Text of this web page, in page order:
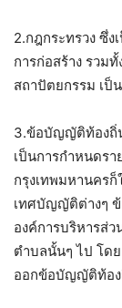
2.กฎกระทรวง ซึ่
การก่อสร้าง รวม
สถาปัตยกรรม เป็
3.ข้อบัญญัติท้องถิ่
เป็นการกำหนดร
กรุงเทพมหานคร
เทศบัญญัติต่างๆ
องค์การบริหารส่
ตำบลนั้นๆ ไป โด
ออกข้อบัญญัติท้อง